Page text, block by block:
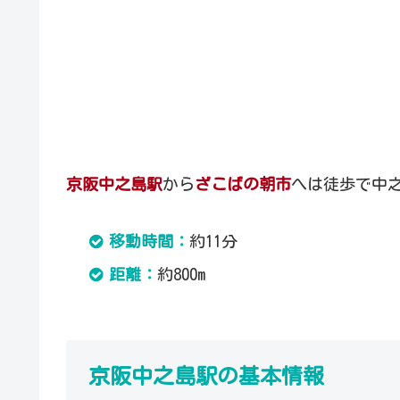
京阪中之島駅からざこばの朝市へは徒歩で中
移動時間： 約11分
距離： 約800m
京阪中之島駅の基本情報